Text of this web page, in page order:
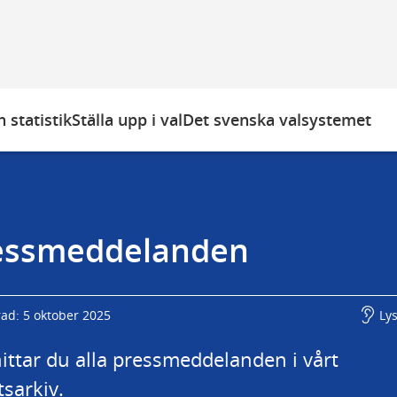
statistikStälla upp i valDet svenska valsystemet
5 oktober 2025
du alla pressmeddelanden i vårt